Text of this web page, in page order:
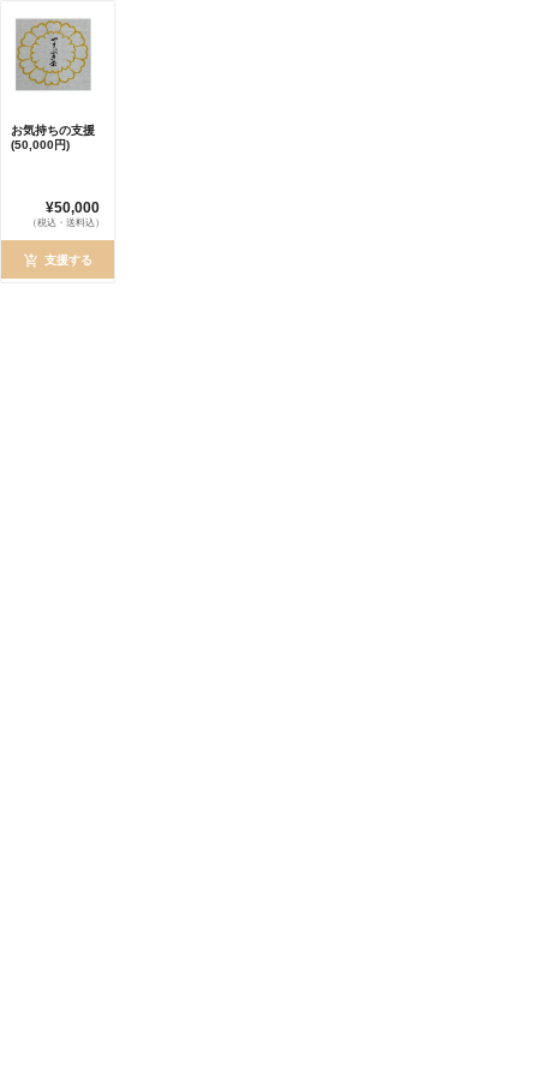
お気持ちの支援
(50,000円)
¥50,000
（税込・送料込）
支援する